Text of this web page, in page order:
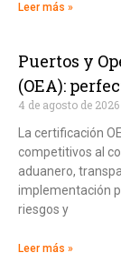
Leer más »
Puertos y
(OEA):
4 de agosto de 2026
La certificación
competitivos al
aduanero,
implementación
riesgos y
Leer más »